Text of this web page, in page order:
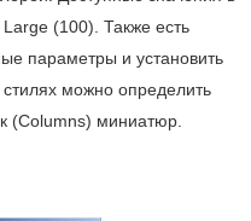
(100). Также есть
параметры и установить
можно определить
(Columns) миниатюр.